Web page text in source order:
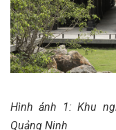
Hình ảnh 1: Khu
Quảng Ninh